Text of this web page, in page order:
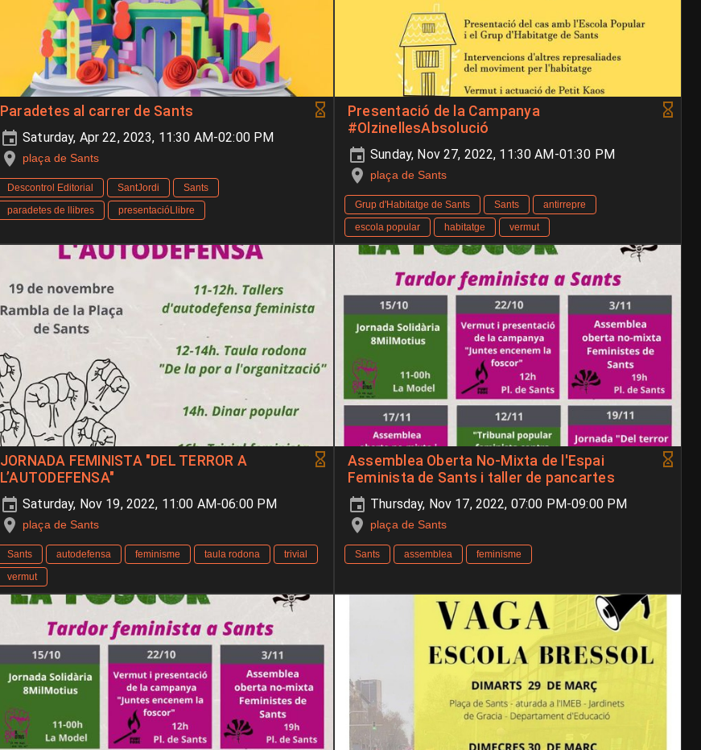
Paradetes al carrer de Sants
Saturday, Apr 22, 2023, 11:30 AM-02:00 PM
plaça de Sants
Descontrol Editorial SantJordi
Sants
paradetes de llibres
presentacióLlibre
Presentació de la Campanya
#OlzinellesAbsolució
Sunday, Nov 27, 2022, 11:30 AM-01:30 PM
plaça de Sants
Grup d'Habitatge de Sants Sants
antirrepre
escola popular
habitatge vermut
JORNADA FEMINISTA "DEL TERROR A
L’AUTODEFENSA"
Saturday, Nov 19, 2022, 11:00 AM-06:00 PM
plaça de Sants
Sants autodefensa feminisme taula rodona
trivial
vermut
Assemblea Oberta No-Mixta de l'Espai
Feminista de Sants i taller de pancartes
Thursday, Nov 17, 2022, 07:00 PM-09:00 PM
plaça de Sants
Sants assemblea feminisme